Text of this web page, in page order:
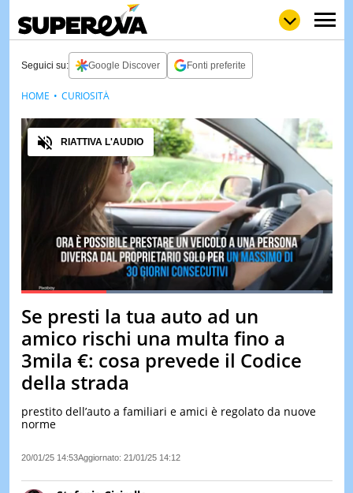
LOLGULP
LOVE
WOW
POP
NEWS
STORIE
VIDEO
& TV
QUIZ
&
TEST
OGGI
IERI
Seguici su: Google Discover Fonti preferite
PauseUnmute
Loaded:97.07%
Audio
RIATTIVA L'AUDIO
Se presti la tua auto ad un
amico rischi una multa fino a
3mila €: cosa prevede il Codice
della strada
prestito dell’auto a familiari e amici è regolato da nuove
norme
20/01/25 14:53Aggiornato: 21/01/25 14:12
HOME CURIOSITÀ